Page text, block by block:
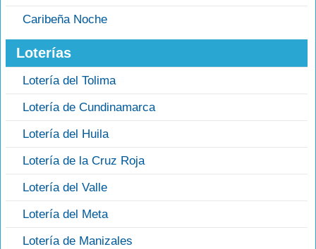
Caribeña Noche
Loterías
Lotería del Tolima
Lotería de Cundinamarca
Lotería del Huila
Lotería de la Cruz Roja
Lotería del Valle
Lotería del Meta
Lotería de Manizales